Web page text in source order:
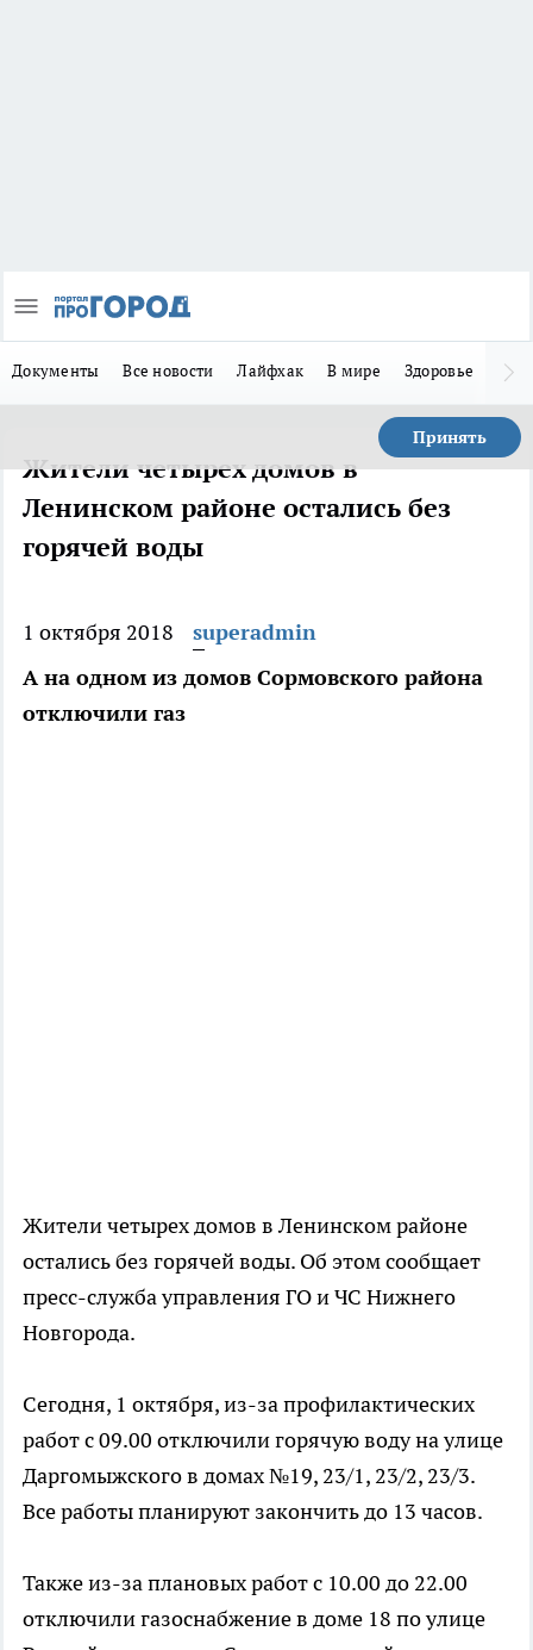
Документы Все новости Лайфхак В мире Здоровье
Принять
Жители четырех домов в
Ленинском районе остались без
горячей воды
1 октября 2018
superadmin
А на одном из домов Сормовского района
отключили газ
Жители четырех домов в Ленинском районе
остались без горячей воды. Об этом сообщает
пресс-служба управления ГО и ЧС Нижнего
Новгорода.
Сегодня, 1 октября, из-за профилактических
работ с 09.00 отключили горячую воду на улице
Даргомыжского в домах №19, 23/1, 23/2, 23/3.
Все работы планируют закончить до 13 часов.
Также из-за плановых работ с 10.00 до 22.00
отключили газоснабжение в доме 18 по улице